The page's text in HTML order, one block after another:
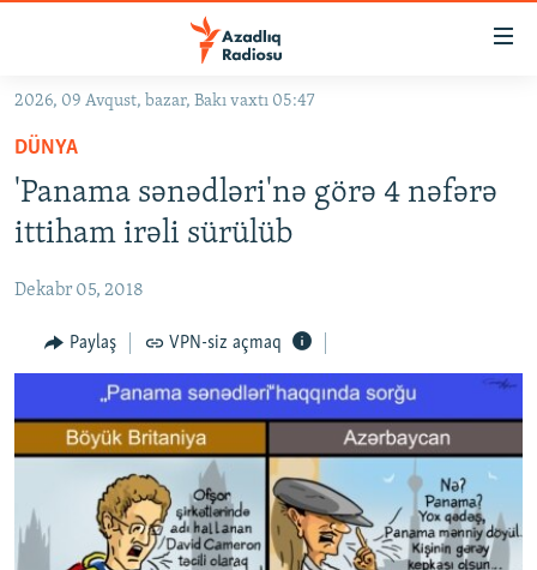
Əsas
qayıt
Əsas
naviqasiyaya
qayıt
Axtarışa
KORRUPSIOMETR
FƏRQƏ BAX
QANUNI DOĞRU
ARAŞDIRMA
MULTIMEDIA
FOTOQALEREYA
İNFOQRAFIKA
RADIO ARXIV
OXU ZALI
AZƏRBAYCAN ƏDƏBIYYATI KITABXANASI
HAQQIMIZDA
MISSIYAMIZ
2026, 09 Avqust, bazar, Bakı vaxtı 05:47
DÜNYA
'Panama sənədləri'nə görə 4 nəfərə
ittiham irəli sürülüb
Dekabr 05, 2018
Paylaş VPN-siz açmaq